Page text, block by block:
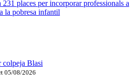
places per incorporar professionals a
la pobresa infantil
colpeja Blasi
05/08/2026